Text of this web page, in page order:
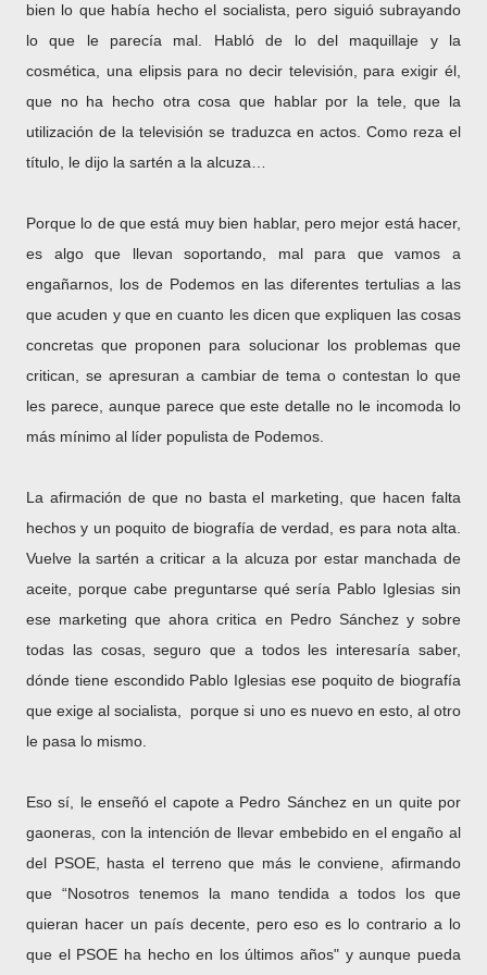
bien lo que había hecho el socialista , pero siguió subrayando
lo que le parecía mal. Habló de lo del maquillaje y la
cosmética, una elipsis para no decir televisión, para exigir él,
que no ha hecho otra cosa que hablar por la tele, que la
utilización de la televisión se traduzca en actos. Como reza el
título, le dijo la sartén a la alcuza…
Porque lo de que está muy bien hablar, pero mejor está hacer,
es algo que llevan soportando, mal para que vamos a
engañarnos, los de Podemos en las diferentes tertulias a las
que acuden y que en cuanto les dicen que expliquen las cosas
concretas que proponen para solucionar los problemas que
critican, se apresuran a cambiar de tema o contestan lo que
les parece, aunque parece que este detalle no le incomoda lo
más mínimo al líder populista de Podemos.
La afirmación de que no basta el marketing, que hacen falta
hechos y un poquito de biografía de verdad, es para nota alta.
Vuelve la sartén a criticar a la alcuza por estar manchada de
aceite, porque cabe preguntarse qué sería Pablo Iglesias sin
ese marketing que ahora critica en Pedro Sánchez y sobre
todas las cosas, seguro que a todos les interesaría saber,
dónde tiene escondido Pablo Iglesias ese poquito de biografía
que exige al socialista, porque si uno es nuevo en esto, al otro
le pasa lo mismo.
Eso sí, le enseñó el capote a Pedro Sánchez en un quite por
gaoneras, con la intención de llevar embebido en el engaño al
del PSOE, hasta el terreno que más le conviene, afirmando
que “Nosotros tenemos la mano tendida a todos los que
quieran hacer un país decente, pero eso es lo contrario a lo
que el PSOE ha hecho en los últimos años" y aunque pueda